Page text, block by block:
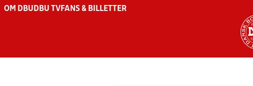
OM DBU DBU TV FANS & BILLETTER